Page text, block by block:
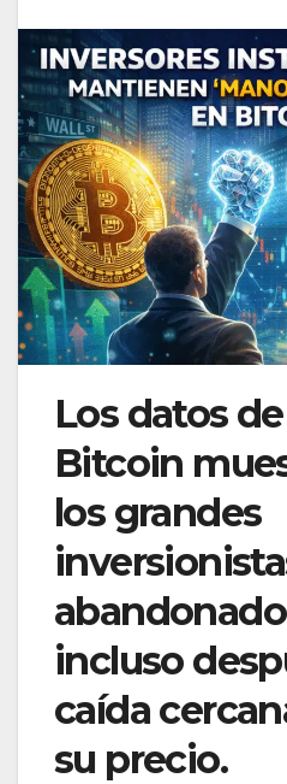
Los datos
Bitcoin
los grandes
incluso
caída
su precio.